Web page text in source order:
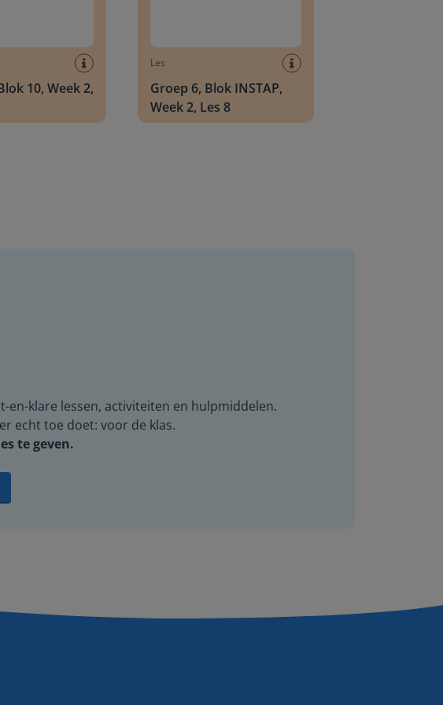
10, Week 2,
Les
Groep 6, Blok INSTAP,
Week 2, Les 8
en-klare lessen, activiteiten en hulpmiddelen.
echt toe doet: voor de klas.
te geven.